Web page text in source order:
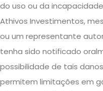
do uso ou da
Athivos Investimentos,
ou um representante
tenha sido notificado
possibilidade de tais
permitem limitações em